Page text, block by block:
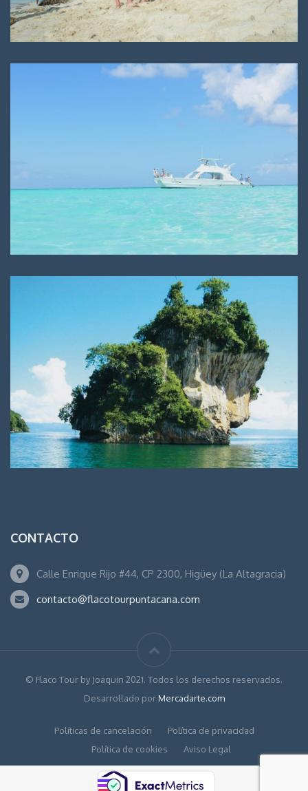
CONTACTO
Calle Enrique Rijo #44, CP 2300, Higüey (La Altagracia)
contacto@flacotourpuntacana.com
© Flaco Tour by Joaquin 2021. Todos los derechos reservados.
Desarrollado porMercadarte.com
Políticas de cancelación
Política de privacidad
Política de cookies
Aviso Legal